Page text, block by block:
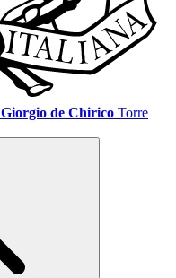
Giorgio de Chirico Torre